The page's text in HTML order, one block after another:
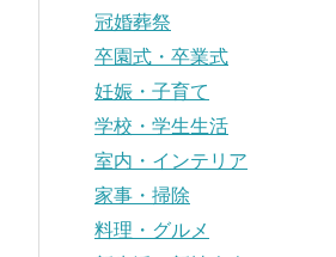
冠婚葬祭
卒園式・卒業式
妊娠・子育て
学校・学生生活
室内・インテリア
家事・掃除
料理・グルメ